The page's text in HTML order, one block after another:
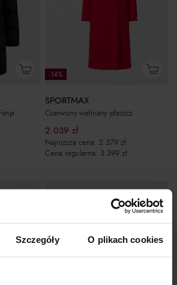
Szczegóły O plikach cookies
-14%
SPORTMAX
Czerwony wełniany płaszcz
2 039 zł
Najniższa cena: 2 379 zł
Cena regularna: 3 399 zł